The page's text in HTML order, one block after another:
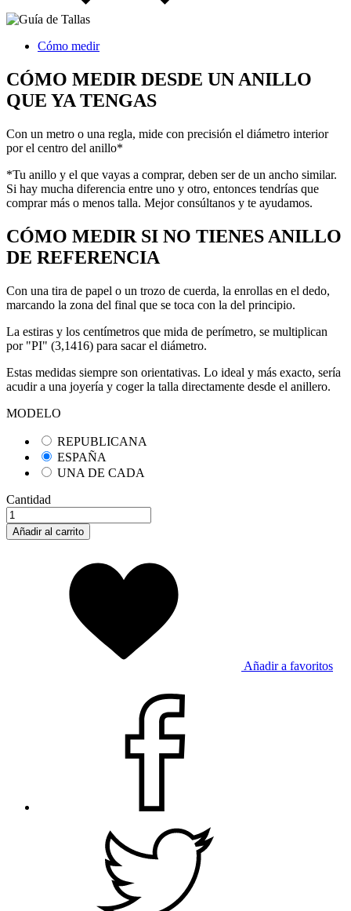
Cómo medir
CÓMO MEDIR DESDE UN ANILLO
QUE YA TENGAS
Con un metro o una regla, mide con precisión el diámetro interior
por el centro del anillo*
*Tu anillo y el que vayas a comprar, deben ser de un ancho similar.
Si hay mucha diferencia entre uno y otro, entonces tendrías que
comprar más o menos talla. Mejor consúltanos y te ayudamos.
CÓMO MEDIR SI NO TIENES ANILLO
DE REFERENCIA
Con una tira de papel o un trozo de cuerda, la enrollas en el dedo,
marcando la zona del final que se toca con la del principio.
La estiras y los centímetros que mida de perímetro, se multiplican
por "PI" (3,1416) para sacar el diámetro.
Estas medidas siempre son orientativas. Lo ideal y más exacto, sería
acudir a una joyería y coger la talla directamente desde el anillero.
MODELO
REPUBLICANA
ESPAÑA
UNA DE CADA
Cantidad
Añadir al carrito
Añadir a favoritos